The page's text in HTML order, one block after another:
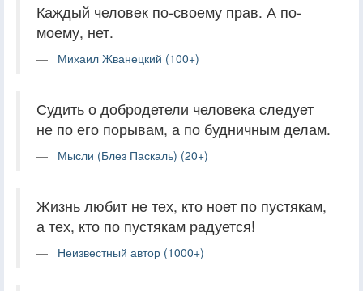
Каждый человек по-своему прав. А по-
моему, нет.
Михаил Жванецкий (100+)
Судить о добродетели человека следует
не по его порывам, а по будничным делам.
Мысли (Блез Паскаль) (20+)
Жизнь любит не тех, кто ноет по пустякам,
а тех, кто по пустякам радуется!
Неизвестный автор (1000+)